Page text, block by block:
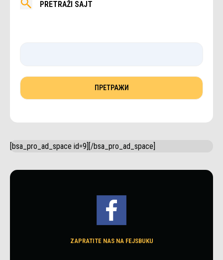
PRETRAŽI SAJT
[bsa_pro_ad_space id=9][/bsa_pro_ad_space]
ZAPRATITE NAS NA FEJSBUKU